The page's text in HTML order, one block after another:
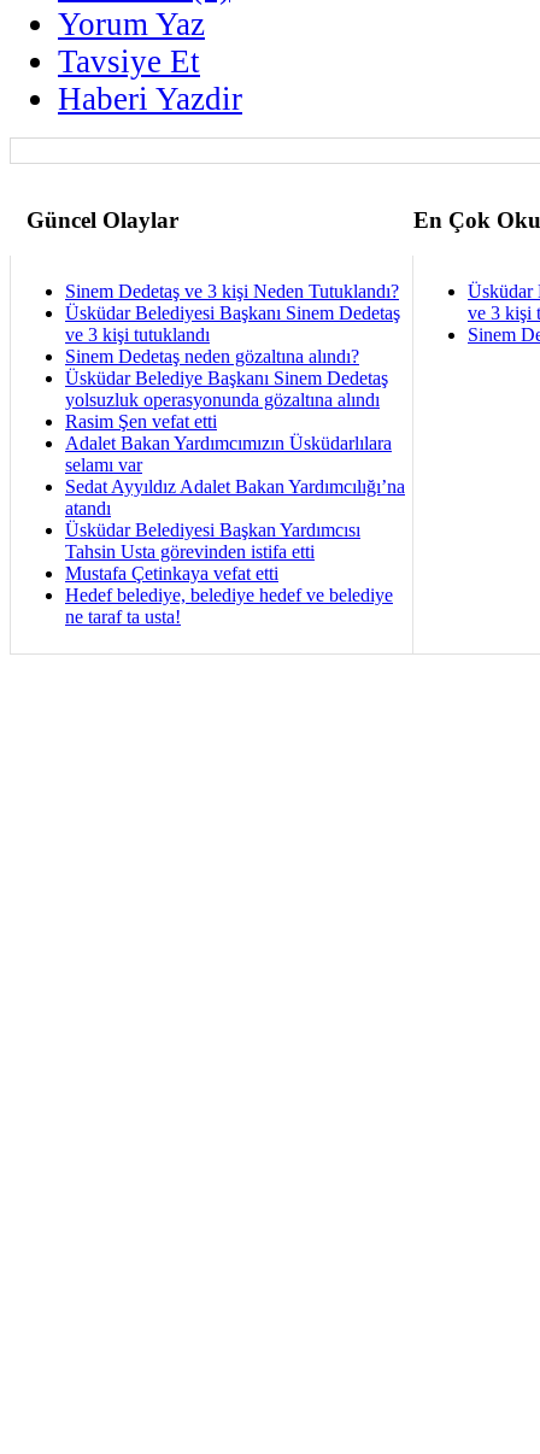
Yorum Yaz
Tavsiye Et
Haberi Yazdir
Güncel Olaylar En Çok
Sinem Dedetaş ve 3 kişi Neden Tutuklandı?
Üsküdar Belediyesi Başkanı Sinem Dedetaş
ve 3 kişi tutuklandı
Sinem Dedetaş neden gözaltına alındı?
Üsküdar Belediye Başkanı Sinem Dedetaş
yolsuzluk operasyonunda gözaltına alındı
Rasim Şen vefat etti
Adalet Bakan Yardımcımızın Üsküdarlılara
selamı var
Sedat Ayyıldız Adalet Bakan Yardımcılığı’na
atandı
Üsküdar Belediyesi Başkan Yardımcısı
Tahsin Usta görevinden istifa etti
Mustafa Çetinkaya vefat etti
Hedef belediye, belediye hedef ve belediye
ne taraf ta usta!
Üsküdar
ve 3 kişi
Sinem